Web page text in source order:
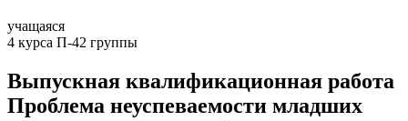
учащаяся
4 курса П-42 группы
Выпускная квалификационная работа
Проблема неуспеваемости младших